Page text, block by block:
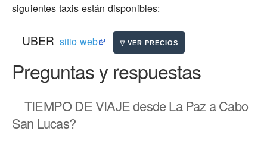
siguientes taxis están disponibles:
UBER sitio web
Preguntas y respuestas
TIEMPO DE VIAJEdesde La Paz a Cabo
San Lucas?